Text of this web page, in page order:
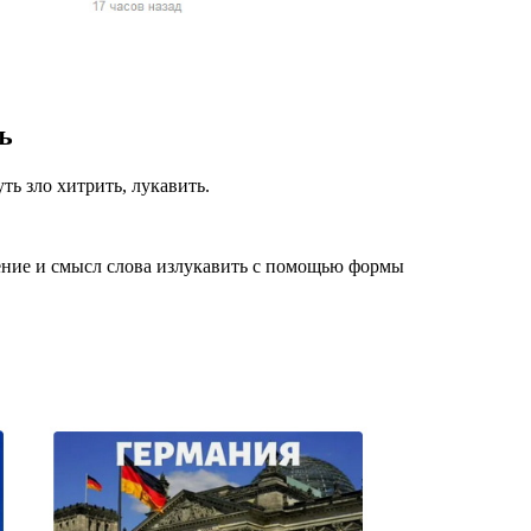
женщин и
страны),
зло хитрить, лукавить.
и смысл слова излукавить с помощью формы